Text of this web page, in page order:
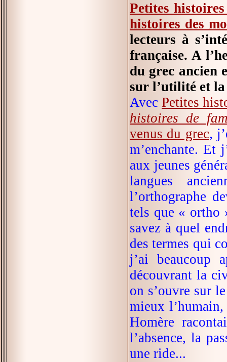
Petites
histoires des
lecteurs à
française. A
du grec ancien
sur l’utilité et la
AvecPetites
histoires de
venus du grec,
m’enchante. Et
aux jeunes
langues
l’orthographe
tels que « ortho
savez à quel
des termes qui
j’ai beaucoup
découvrant la
on s’ouvre sur
mieux l’humain,
Homère
l’absence, la
une ride...